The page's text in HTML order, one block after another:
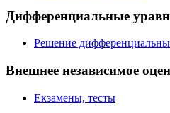
Дифференциальные
Решение
Внешнее независимое
Екзамены, тесты